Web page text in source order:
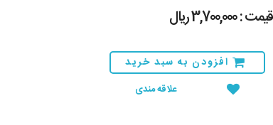
قیمت : 3,700,000 ريال
افزودن به سبد خرید
علاقه مندی